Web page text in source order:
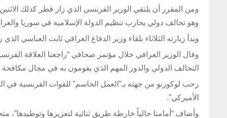
ومن المقرر أن يلتقي الوزير الفرنسي الذي زار قطر كذلك
وهو تحالف دولي يحارب تنظيم الدولة الإسلامية في سوريا
وبدأ زيارته الثلاثاء بلقاء وزير الدفاع العراقي ثابت العباسي
وقال الوزير العراقي خلال مؤتمر صحافي “راجعنا العلاقة
التحالف الدولي والدور المهم الذي يقومون به في مجال مكافحة
رحب لوكورنو من جهته بـ”العمل الحاسم” للقوات الفرنسية في
الأميركي”.
وأضاف “أمامنا حالياً خارطة طريق ثنائية لتعزيزها وتوطيدها”،